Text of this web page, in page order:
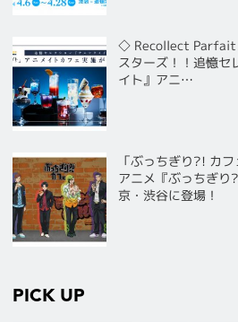
◇ Recollect Parfait
スターズ！！追憶セ
イト』アニ…
「ぶっちぎり?! カ
アニメ『ぶっちぎり
京・渋谷に登場！
PICK UP